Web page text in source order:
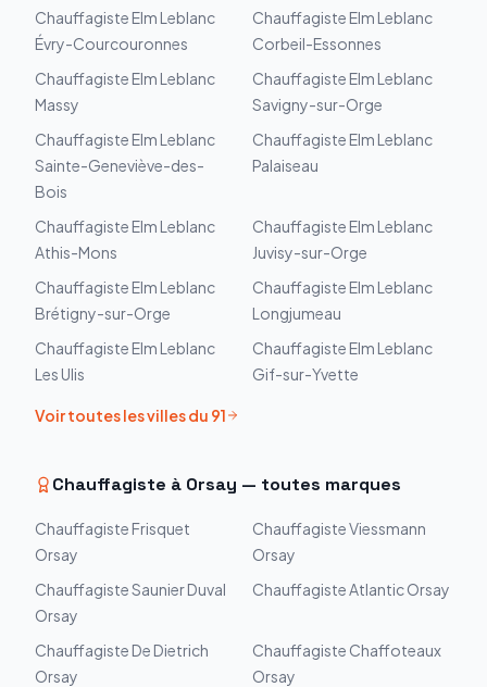
Chauffagiste Elm Leblanc
Évry-Courcouronnes
Chauffagiste Elm Leblanc
Corbeil-Essonnes
Chauffagiste Elm Leblanc
Massy
Chauffagiste Elm Leblanc
Savigny-sur-Orge
Chauffagiste Elm Leblanc
Sainte-Geneviève-des-
Bois
Chauffagiste Elm Leblanc
Palaiseau
Chauffagiste Elm Leblanc
Athis-Mons
Chauffagiste Elm Leblanc
Juvisy-sur-Orge
Chauffagiste Elm Leblanc
Brétigny-sur-Orge
Chauffagiste Elm Leblanc
Longjumeau
Chauffagiste Elm Leblanc
Les Ulis
Chauffagiste Elm Leblanc
Gif-sur-Yvette
Voir toutes les villes du 91
Chauffagiste à Orsay — toutes marques
Chauffagiste Frisquet
Orsay
ChauffagisteViessmann
Orsay
ChauffagisteSaunier Duval
Orsay
ChauffagisteAtlanticOrsay
Chauffagiste De Dietrich
Orsay
Chauffagiste Chaffoteaux
Orsay